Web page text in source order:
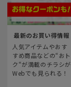
最新のお買い得情報
人気アイテムやおす
すめ商品などの“おト
ク“が満載のチラシが
Webでも見られる！